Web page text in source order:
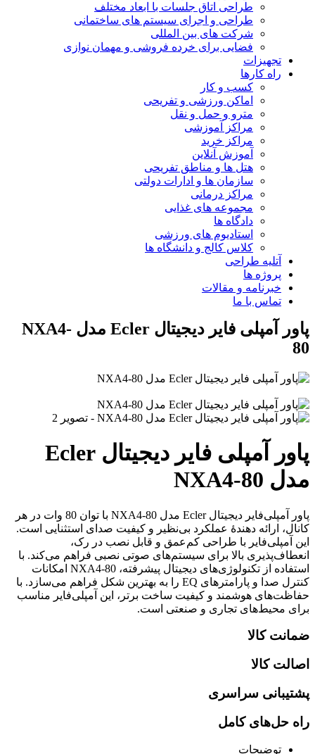
طراحی اتاق جلسات با ابعاد مختلف
طراحی و اجرای سیستم های ساختمانی
شرکت های بین المللی
فضایی برای خرده فروشی و مهمان نوازی
تجهیزات
راه کارها
کسب و کار
اماکن ورزشی و تفریحی
مترو و حمل و نقل
مراکز آموزشی
مراکز خرید
آموزش آنلاین
هتل ها و مناطق تفریحی
سازمان ها و ادارات دولتی
مراکز درمانی
مجموعه های غذایی
دادگاه ها
استادیوم های ورزشی
کلاس کالج و دانشگاه ها
آتلیه طراحی
پروژه ها
خبرنامه و مقالات
تماس با ما
پاور آمپلی فایر دیجیتال Ecler مدل NXA4-
80
پاور آمپلی فایر دیجیتال Ecler
مدل NXA4-80
پاور آمپلی‌فایر دیجیتال Ecler مدل NXA4-80 با توان 80 وات در هر
کانال، ارائه دهندهٔ عملکرد بی‌نظیر و کیفیت صدای استثنایی است.
این آمپلی‌فایر با طراحی کم‌عمق و قابل نصب در رک،
انعطاف‌پذیری بالا برای سیستم‌های صوتی نصبی فراهم می‌کند. با
استفاده از تکنولوژی‌های دیجیتال پیشرفته، NXA4-80 امکانات
کنترل صدا و پارامترهای EQ را به بهترین شکل فراهم می‌سازد. با
حفاظت‌های هوشمند و کیفیت ساخت برتر، این آمپلی‌فایر مناسب
برای محیط‌های تجاری و صنعتی است.
ضمانت کالا
اصالت کالا
پشتیبانی سراسری
راه حل‌های کامل
توضیحات